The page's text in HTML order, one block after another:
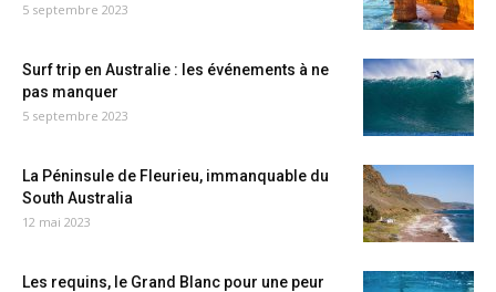
5 septembre 2023
Surf trip en Australie : les événements à ne
pas manquer
5 septembre 2023
La Péninsule de Fleurieu, immanquable du
South Australia
12 mai 2023
Les requins, le Grand Blanc pour une peur